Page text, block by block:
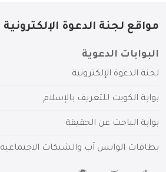
مواقع لجنة الدعوة الإلكترونية
البوابات الدعوية
لجنة الدعوة الإلكترونية
بوابة الكويت للتعريف بالإسلام
بوابة الباحث عن الحقيقة
بطاقات الواتس آب والشبكات الاجتماعية